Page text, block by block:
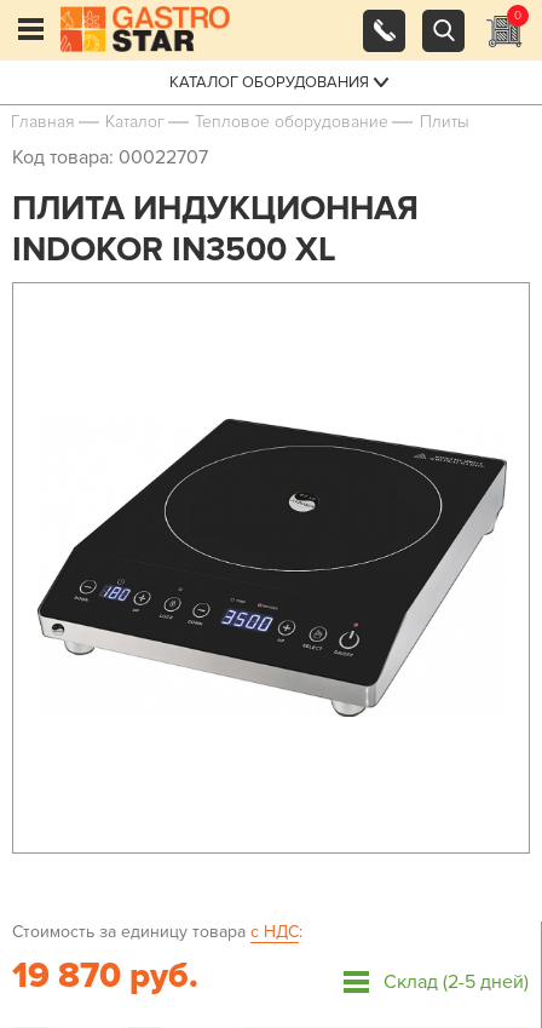
0
КАТАЛОГ ОБОРУДОВАНИЯ
Главная Каталог Тепловое оборудование Плиты
Код товара: 00022707
ПЛИТА ИНДУКЦИОННАЯ
INDOKOR IN3500 XL
Стоимость за единицу товара с НДС:
19 870 руб. Склад (2-5 дней)